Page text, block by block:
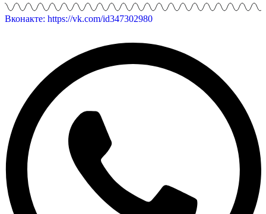
Вконакте: https://vk.com/id347302980